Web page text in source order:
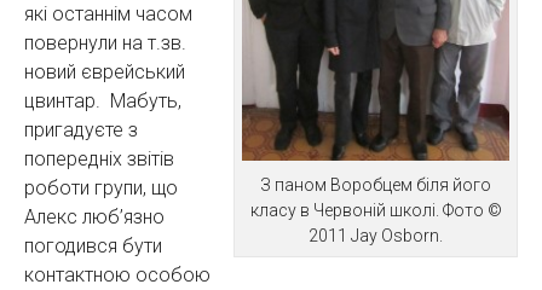
З паном Воробцем біля його
класу в Червоній школі. Фото ©
2011 Jay Osborn.
які останнім часом
повернули на т.зв.
новий єврейський
цвинтар. Мабуть,
пригадуєте з
попередніх звітів
роботи групи, що
Алекс люб’язно
погодився бути
контактною особою